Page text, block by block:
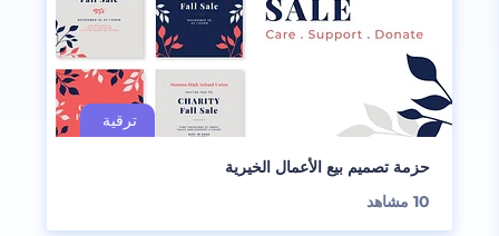
حزمة تصميم بيع الأعمال الخيرية
10 مشاهد